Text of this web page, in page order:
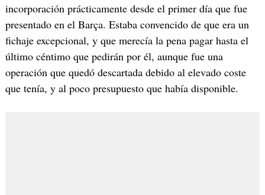
incorporación prácticamente desde el primer día que fue
presentado en el Barça. Estaba convencido de que era un
fichaje excepcional, y que merecía la pena pagar hasta el
último céntimo que pedirán por él, aunque fue una
operación que quedó descartada debido al elevado coste
que tenía, y al poco presupuesto que había disponible.